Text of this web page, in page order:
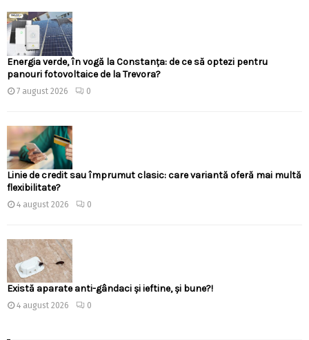
Energia verde, în vogă la Constanța: de ce să optezi pentru
panouri fotovoltaice de la Trevora?
7 august 2026 0
Linie de credit sau împrumut clasic: care variantă oferă mai multă
flexibilitate?
4 august 2026 0
Există aparate anti-gândaci și ieftine, și bune?!
4 august 2026 0